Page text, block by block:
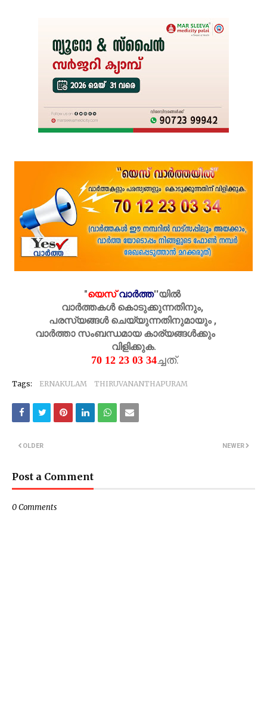
"യെസ് വാർത്ത''യിൽ
വാർത്തകൾ കൊടുക്കുന്നതിനും,
പരസ്യങ്ങൾ ചെയ്യുന്നതിനുമായും ,
വാർത്താ സംബന്ധമായ കാര്യങ്ങൾക്കും
വിളിക്കുക.
70 12 23 03 34ച്ചത്.
Tags: ERNAKULAM THIRUVANANTHAPURAM
NEWER
OLDER
Post a Comment
0 Comments